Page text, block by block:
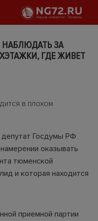
ЗА
ГДЕ ЖИВЕТ
в плохом
Госдумы РФ
оказывать
тюменской
и которая находится
приемной партии